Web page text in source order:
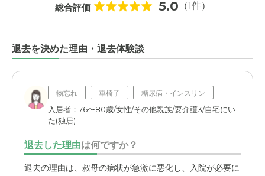
総合評価 5.0 （1件）
退去を決めた理由・退去体験談
物忘れ 車椅子 糖尿病・インスリン
入居者：76〜80歳/女性/その他親族/要介護3/自宅にい
た(独居)
退去した理由は何ですか？
退去の理由は、叔母の病状が急激に悪化し、入院が必要に